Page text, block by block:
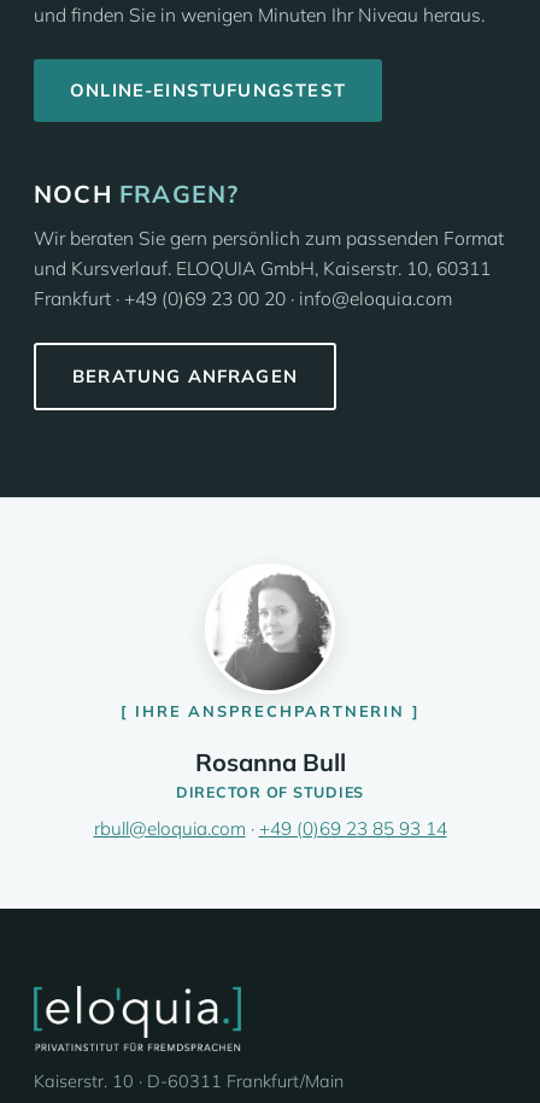
und finden Sie in wenigen Minuten Ihr Niveau heraus.
ONLINE-EINSTUFUNGSTEST
NOCH FRAGEN?
Wir beraten Sie gern persönlich zum passenden Format
und Kursverlauf. ELOQUIA GmbH, Kaiserstr. 10, 60311
Frankfurt · +49 (0)69 23 00 20 · info@eloquia.com
BERATUNG ANFRAGEN
IHRE ANSPRECHPARTNERIN
Rosanna Bull
DIRECTOR OF STUDIES
rbull@eloquia.com · +49 (0)69 23 85 93 14
Kaiserstr. 10 · D-60311 Frankfurt/Main